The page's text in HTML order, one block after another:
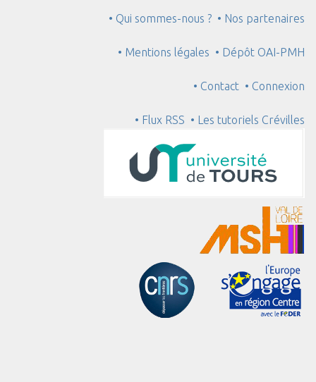
• Qui sommes-nous ? • Nos partenaires
• Mentions légales • Dépôt OAI-PMH
• Contact • Connexion
• Flux RSS • Les tutoriels Crévilles